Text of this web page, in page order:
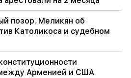
позор. Меликян об
Католикоса и судебном
Арменией и США